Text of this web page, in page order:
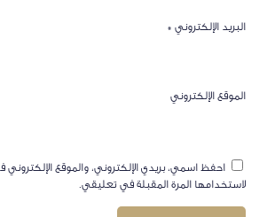
البريد الإلكتروني *
الموقع الإلكتروني
احفظ اسمي، بريدي الإلكتروني، والموقع
لاستخدامها المرة المقبلة في تعليقي.